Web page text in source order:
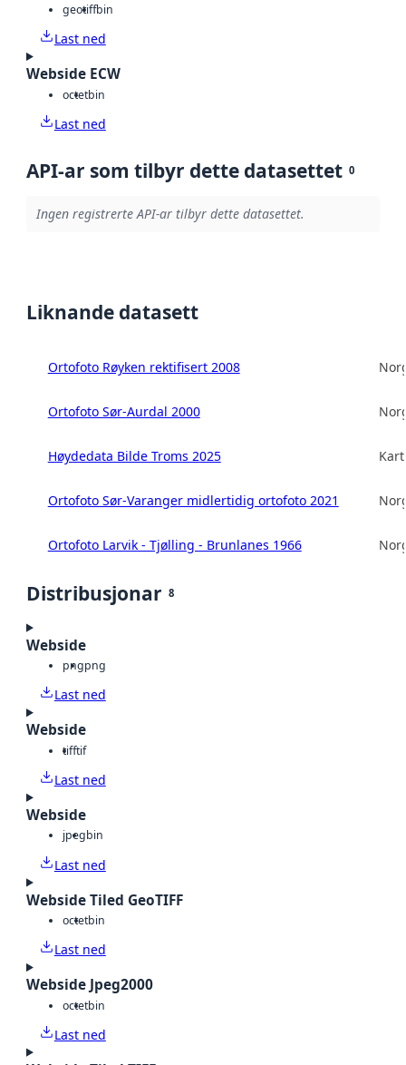
geotiffbin
Last ned
Webside ECW
octetbin
Last ned
API-ar som tilbyr dette datasettet 0
Ingen registrerte API-ar tilbyr dette datasettet.
Liknande datasett
Ortofoto Røyken rektifisert 2008
Ortofoto Sør-Aurdal 2000
Høydedata Bilde Troms 2025
Ortofoto Sør-Varanger midlertidig ortofoto 2021
Ortofoto Larvik - Tjølling - Brunlanes 1966
Distribusjonar 8
Webside
pngpng
Last ned
Webside
tifftif
Last ned
Webside
jpegbin
Last ned
Webside Tiled GeoTIFF
octetbin
Last ned
Webside Jpeg2000
octetbin
Last ned